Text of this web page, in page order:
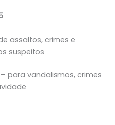
assaltos, crimes e
suspeitos
– para vandalismos, crimes